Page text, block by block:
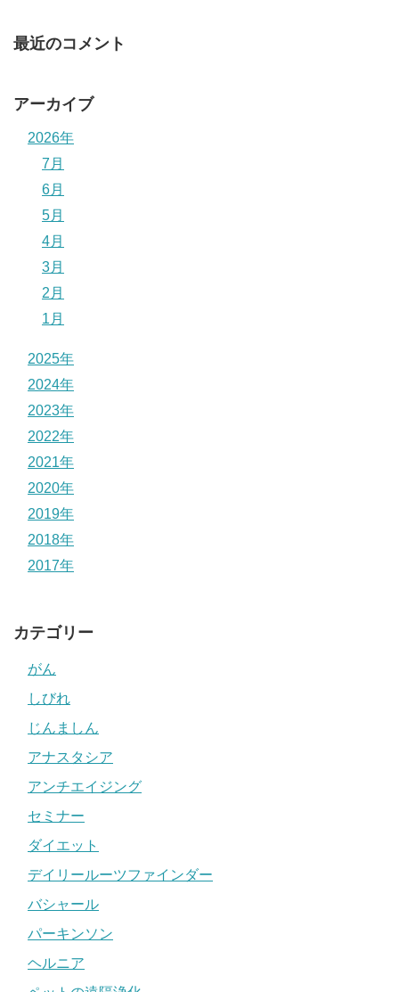
最近のコメント
アーカイブ
2026年
7月
6月
5月
4月
3月
2月
1月
2025年
2024年
2023年
2022年
2021年
2020年
2019年
2018年
2017年
カテゴリー
がん
しびれ
じんましん
アナスタシア
アンチエイジング
セミナー
ダイエット
デイリールーツファインダー
バシャール
パーキンソン
ヘルニア